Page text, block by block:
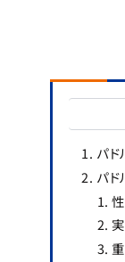
パ
パド